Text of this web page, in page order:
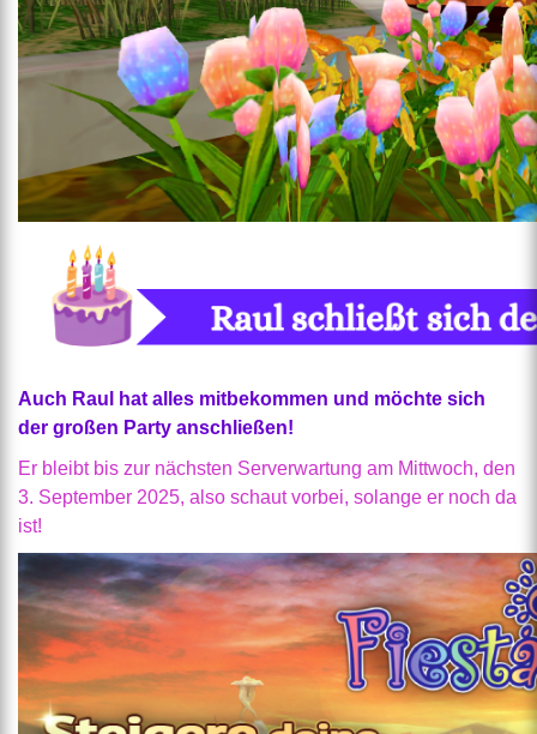
Auch Raul hat alles mitbekommen und möchte sich
der großen Party anschließen!
Er bleibt bis zur nächsten Serverwartung am Mittwoch, den
3. September 2025, also schaut vorbei, solange er noch da
ist!